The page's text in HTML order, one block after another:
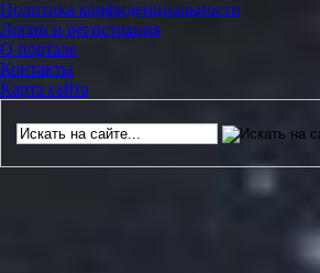
Политика конфиденциальности
Логин и регистрация
О портале
Контакты
Карта сайта